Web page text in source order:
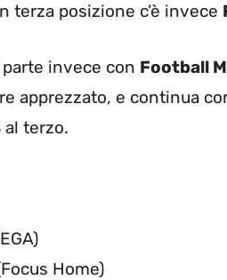
terza posizione c’è invece
parte invece con Football
apprezzato, e continua
al terzo.
Home)